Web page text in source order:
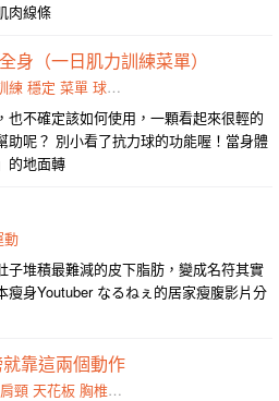
肉線條
身（一日肌力訓練菜單）
練 穩定 菜單 球練
也不確定該如何使用，一顆看起來很輕的
助呢？ 別小看了抗力球的功能喔！當身體
的地面轉
動
子堆積最難減的皮下脂肪，變成名符其實
瘦身Youtuber なるねぇ的居家瘦腹影片分
靠這兩個動作
肩頸 天花板 胸椎 碰著